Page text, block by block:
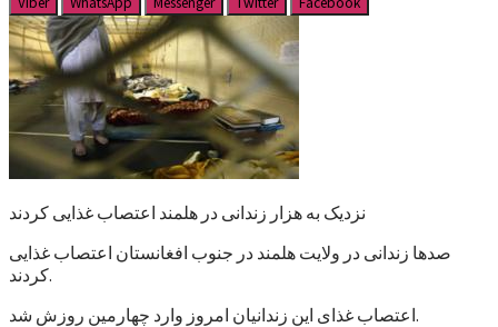
نزدیک به هزار زندانی در هلمند اعتصاب غذایی کردند
صدها زندانی در ولایت هلمند در جنوب افغانستان اعتصاب غذایی
کردند.
اعتصاب غذای این زندانیان امروز وارد چهارمین روزش شد.